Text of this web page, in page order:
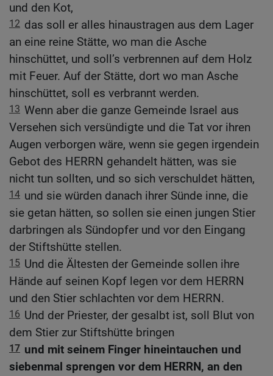
und den Kot,
12 das soll er alles hinaustragen aus dem Lager
an eine reine Stätte, wo man die Asche
hinschüttet, und soll’s verbrennen auf dem Holz
mit Feuer. Auf der Stätte, dort wo man Asche
hinschüttet, soll es verbrannt werden.
13 Wenn aber die ganze Gemeinde Israel aus
Versehen sich versündigte und die Tat vor ihren
Augen verborgen wäre, wenn sie gegen irgendein
Gebot des HERRN gehandelt hätten, was sie
nicht tun sollten, und so sich verschuldet hätten,
14 und sie würden danach ihrer Sünde inne, die
sie getan hätten, so sollen sie einen jungen Stier
darbringen als Sündopfer und vor den Eingang
der Stiftshütte stellen.
15 Und die Ältesten der Gemeinde sollen ihre
Hände auf seinen Kopf legen vor dem HERRN
und den Stier schlachten vor dem HERRN.
16 Und der Priester, der gesalbt ist, soll Blut von
dem Stier zur Stiftshütte bringen
17 und mit seinem Finger hineintauchen und
siebenmal sprengen vor dem HERRN, an den